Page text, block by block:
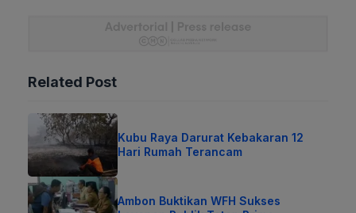
Related Post
Kubu Raya Darurat Kebakaran 12
Hari Rumah Terancam
Ambon Buktikan WFH Sukses